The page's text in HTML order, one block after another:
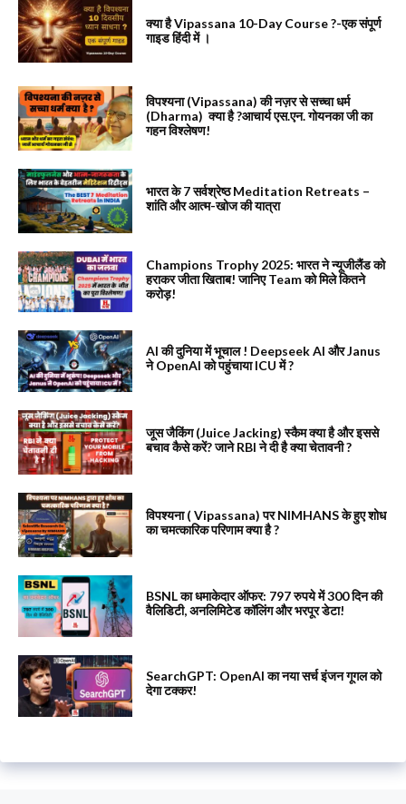
क्या है Vipassana 10-Day Course ?-एक संपूर्ण
गाइड हिंदी में ।
विपश्यना (Vipassana) की नज़र से सच्चा धर्म
(Dharma) क्या है ?आचार्य एस.एन. गोयनका जी का
गहन विश्लेषण!
भारत के 7 सर्वश्रेष्ठ Meditation Retreats –
शांति और आत्म-खोज की यात्रा
Champions Trophy 2025: भारत ने न्यूजीलैंड को
हराकर जीता खिताब! जानिए Team को मिले कितने
करोड़!
AI की दुनिया में भूचाल ! Deepseek AI और Janus
ने OpenAI को पहुंचाया ICU में ?
जूस जैकिंग (Juice Jacking) स्कैम क्या है और इससे
बचाव कैसे करें? जाने RBI ने दी है क्या चेतावनी ?
विपश्यना ( Vipassana) पर NIMHANS के हुए शोध
का चमत्कारिक परिणाम क्या है ?
BSNL का धमाकेदार ऑफर: 797 रुपये में 300 दिन की
वैलिडिटी, अनलिमिटेड कॉलिंग और भरपूर डेटा!
SearchGPT: OpenAI का नया सर्च इंजन गूगल को
देगा टक्कर!